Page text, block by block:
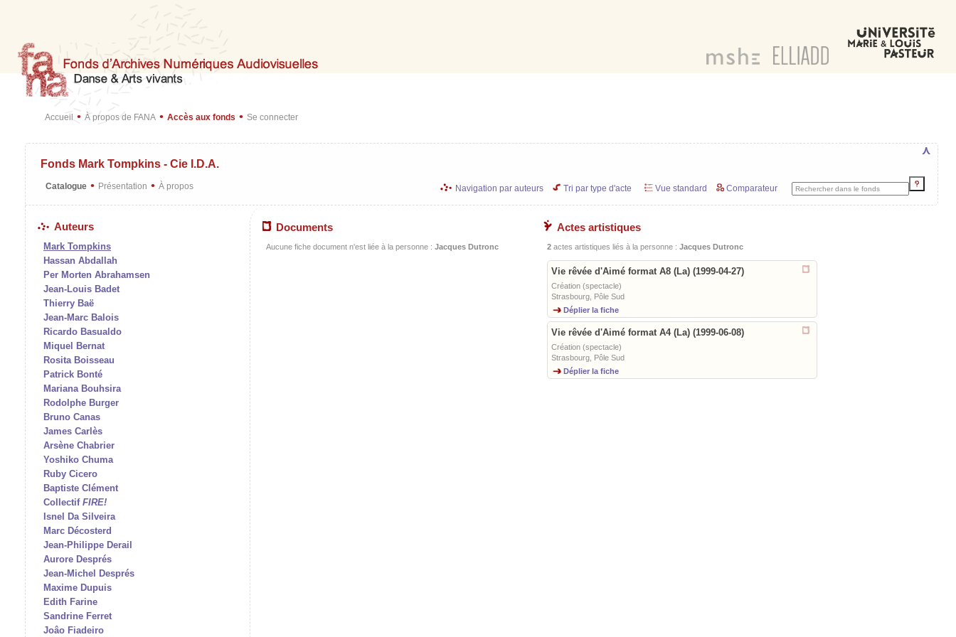
Accueil • À propos de FANA • Accès aux fonds • Se connecter
⋏
Fonds Mark Tompkins - Cie I.D.A.
Catalogue • Présentation • À propos Navigation par auteurs Tri par type d'acte Vue standard Comparateur
Auteurs
Mark Tompkins
Hassan Abdallah
Per Morten Abrahamsen
Jean-Louis Badet
Thierry Baë
Jean-Marc Balois
Ricardo Basualdo
Miquel Bernat
Rosita Boisseau
Patrick Bonté
Mariana Bouhsira
Rodolphe Burger
Bruno Canas
James Carlès
Arsène Chabrier
Yoshiko Chuma
Ruby Cicero
Baptiste Clément
Collectif FIRE!
Isnel Da Silveira
Marc Décosterd
Jean-Philippe Derail
Aurore Després
Jean-Michel Després
Maxime Dupuis
Edith Farine
Sandrine Ferret
Joâo Fiadeiro
Documents
Aucune fiche document n'est liée à la personne : Jacques Dutronc
Actes artistiques
2 actes artistiques liés à la personne : Jacques Dutronc
Vie rêvée d'Aimé format A8 (La) (1999-04-27)
Création (spectacle)
Strasbourg, Pôle Sud
Déplier la fiche
Vie rêvée d'Aimé format A4 (La) (1999-06-08)
Création (spectacle)
Strasbourg, Pôle Sud
Déplier la fiche